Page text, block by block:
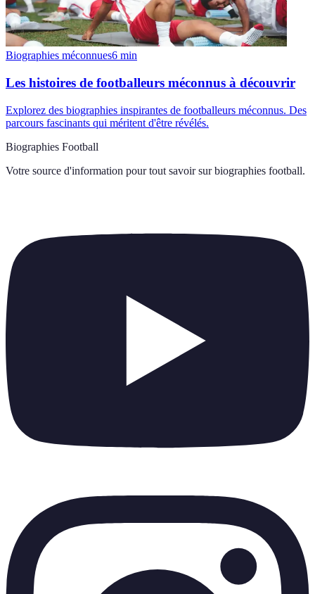
Biographies méconnues6 min
Les histoires de footballeurs méconnus à découvrir
Explorez des biographies inspirantes de footballeurs méconnus. Des
parcours fascinants qui méritent d'être révélés.
Biographies Football
Votre source d'information pour tout savoir sur biographies football.